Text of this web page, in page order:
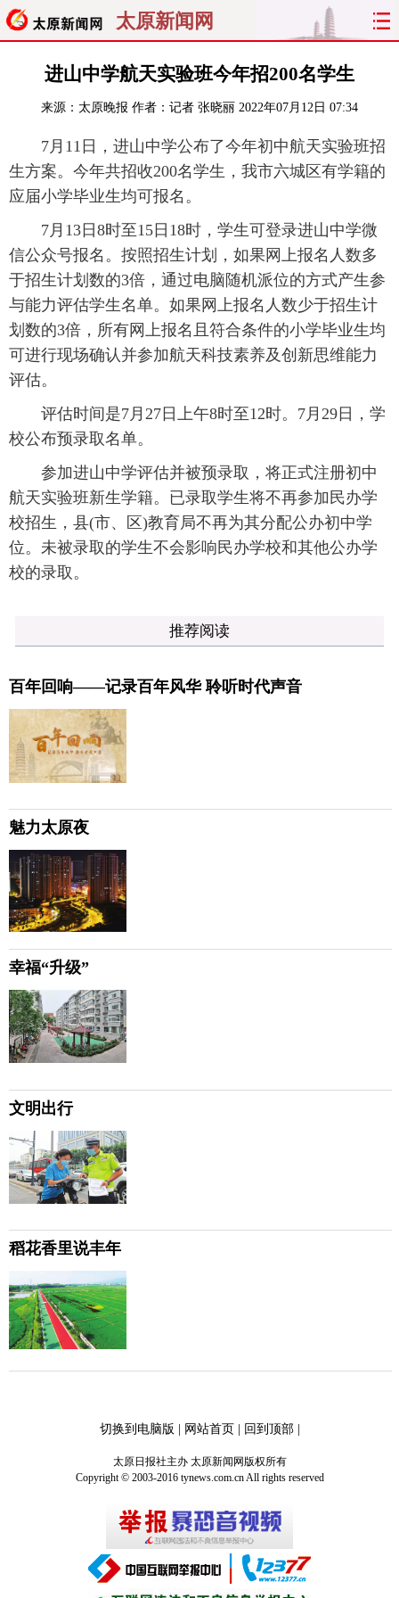
太原新闻网
首页 聚焦 太原 山西
经济 关注 文明 出行
纵横 曝光 综合 专题
旅游 理财
看天下 晋月读 最太原 网罗民生
太原日报 太原晚报
进山中学航天实验班今年招200名学生
来源： 太原晚报 作者：记者 张晓丽 2022年07月12日 07:34
7月11日，进山中学公布了今年初中航天实验班招
生方案。今年共招收200名学生，我市六城区有学籍的
应届小学毕业生均可报名。
7月13日8时至15日18时，学生可登录进山中学微
信公众号报名。按照招生计划，如果网上报名人数多
于招生计划数的3倍，通过电脑随机派位的方式产生参
与能力评估学生名单。如果网上报名人数少于招生计
划数的3倍，所有网上报名且符合条件的小学毕业生均
可进行现场确认并参加航天科技素养及创新思维能力
评估。
评估时间是7月27日上午8时至12时。7月29日，学
校公布预录取名单。
参加进山中学评估并被预录取，将正式注册初中
航天实验班新生学籍。已录取学生将不再参加民办学
校招生，县(市、区)教育局不再为其分配公办初中学
位。未被录取的学生不会影响民办学校和其他公办学
校的录取。
推荐阅读
百年回响——记录百年风华 聆听时代声音
魅力太原夜
幸福“升级”
文明出行
稻花香里说丰年
切换到电脑版 | 网站首页| 回到顶部|
太原日报社主办 太原新闻网版权所有
Copyright © 2003-2016 tynews.com.cn All rights reserved